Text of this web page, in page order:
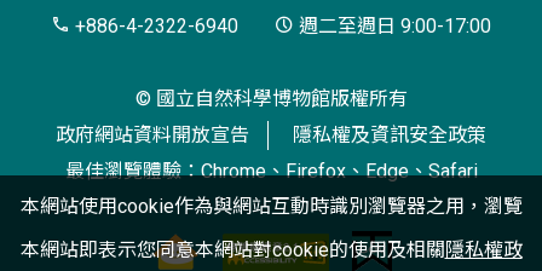
博
+886-4-2322-6940
週二至週日 9:00-17:00
© 國立自然科學博物館版權所有
政府網站資料開放宣告
隱私權及資訊安全政策
最佳瀏覽體驗：Chrome、Firefox、Edge、Safari
本網站使用cookie作為與網站互動時識別瀏覽器之用，瀏覽
本網站即表示您同意本網站對cookie的使用及相關隱私權政